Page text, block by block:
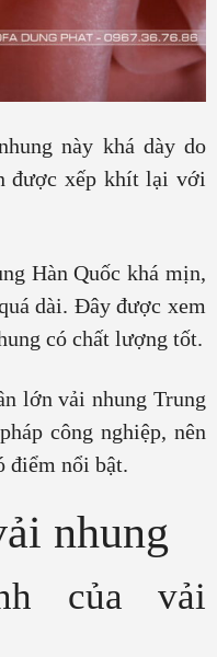
này khá dày do
được xếp khít lại với
Hàn Quốc khá mịn,
dài. Đây được xem
có chất lượng tốt.
lớn vải nhung Trung
công nghiệp, nên
điểm nổi bật.
nhung
của vải